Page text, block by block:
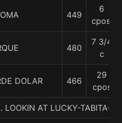
449
6
cpos.
480
7 3/4
c
DOLAR 466
29
cpos
LOOKIN AT LUCKY-TABITA-